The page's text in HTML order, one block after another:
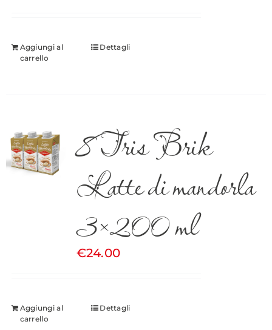
Aggiungi al
carrello
Dettagli
8 Tris Brik
Latte di mandorla
3×200 ml
€24.00
Aggiungi al
carrello
Dettagli